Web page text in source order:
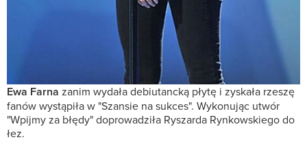
Ewa Farna zanim wydała debiutancką płytę i zyskała rzeszę
fanów wystąpiła w "Szansie na sukces". Wykonując utwór
"Wpijmy za błędy" doprowadziła Ryszarda Rynkowskiego do
łez.